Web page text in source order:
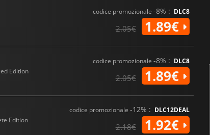
codice promozionale -8% : DLC8
2.05€ 1.89€
Edition
codice promozionale -8% : DLC8
2.05€ 1.89€
Edition
codice promozionale -12% : DLC12DEAL
2.18€ 1.92€